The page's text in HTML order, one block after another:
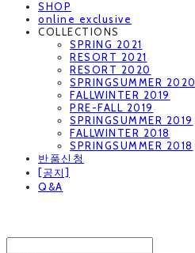
SHOP
online exclusive
COLLECTIONS
SPRING 2021
RESORT 2021
RESORT 2020
SPRINGSUMMER 2020
FALLWINTER 2019
PRE-FALL 2019
SPRINGSUMMER 2019
FALLWINTER 2018
SPRINGSUMMER 2018
반품신청
[공지]
Q&A